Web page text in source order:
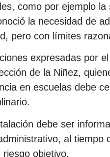
como por ejemplo
la necesidad de
pero con límites
expresadas por
de la Niñez,
en escuelas debe
debe ser
al tiempo
objetivo.